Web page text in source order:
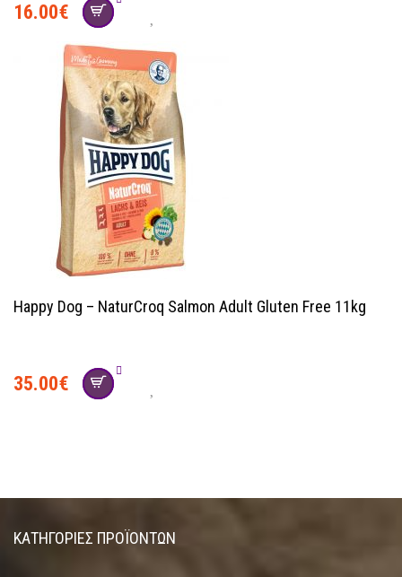
16.00€
Happy Dog – NaturCroq Salmon Adult Gluten Free 11kg
35.00€
ΚΑΤΗΓΟΡΊΕΣ ΠΡΟΪΌΝΤΩΝ